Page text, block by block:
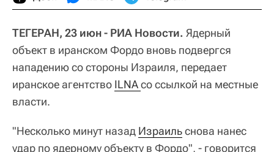
ТЕГЕРАН, 23 июн - РИА Новости. Ядерный
объект в иранском Фордо вновь подвергся
нападению со стороны Израиля, передает
иранское агентство ILNA со ссылкой на местные
власти.
"Несколько минут назад Израильснова нанес
удар по ядерному объекту в Фордо", - говорится